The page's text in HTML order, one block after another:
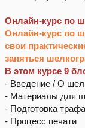
Онлайн-курс по
Онлайн-курс по
свои
заняться
В этом курсе 9
- Введение / О
- Материалы для
- Подготовка
- Процесс печати